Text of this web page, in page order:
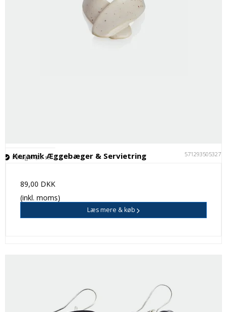
Keramik Æggebæger & Servietring 5712935053277
På lager (20 stk.)
89,00 DKK
(inkl. moms)
Læs mere & køb